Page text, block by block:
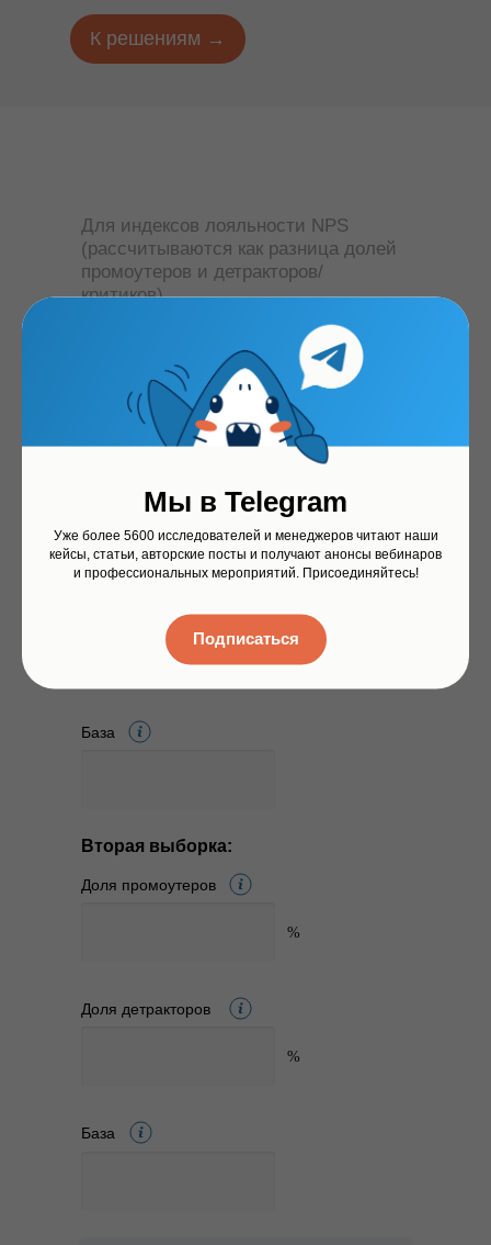
К решениям →
Для индексов лояльности NPS
(рассчитываются как разница долей
промоутеров и детракторов/
критиков).
База
99%
95%
База
Доля промоутеров
Первая выборка:
Вторая выборка:
Доля детракторов
Мы в Telegram
Уже более 5600 исследователей и менеджеров читают наши
кейсы, статьи, авторские посты и получают анонсы вебинаров
и профессиональных мероприятий. Присоединяйтесь!
Подписаться